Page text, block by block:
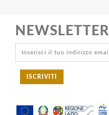
NEWSLETTER
ISCRIVITI